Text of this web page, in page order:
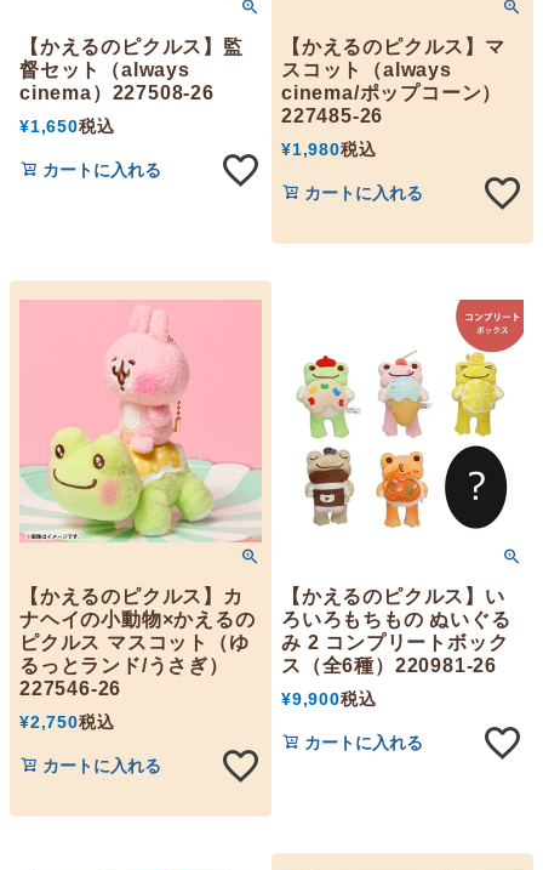
【かえるのピクルス】監
督セット（always
cinema）227508-26
¥1,650税込
カートに入れる
【かえるのピクルス】マ
スコット（always
cinema/ポップコーン）
227485-26
¥1,980税込
カートに入れる
【かえるのピクルス】カ
ナヘイの小動物×かえるの
ピクルス マスコット（ゆ
るっとランド/うさぎ）
227546-26
¥2,750税込
カートに入れる
【かえるのピクルス】い
ろいろもちもの ぬいぐる
み 2 コンプリートボック
ス（全6種）220981-26
¥9,900税込
カートに入れる